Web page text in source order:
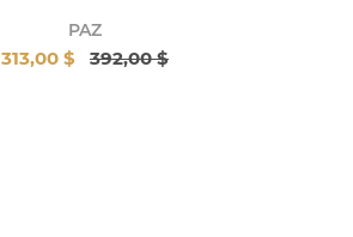
PAZ
313,00 $ 392,00 $